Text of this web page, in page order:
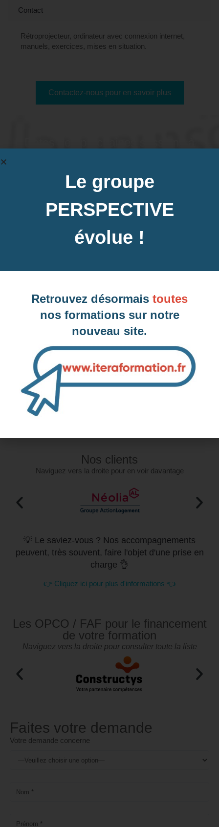
Contact
Rétroprojecteur, ordinateur avec connexion internet,
manuels, exercices, mises en situation.
Contactez-nous pour en savoir plus
Contactez-nous pour demander votre inscription
Intra-entreprise et sur mesure
Contactez-nous pour plus d'informations
Formations similaires :
Administration de Prestashop (éligible CPF)
Mise en place WordPress et SEO
Wordpress : Administration des éléments textuels d'un site
Nos clients
Naviguez vers la droite pour en voir davantage
💡 Le saviez-vous ? Nos accompagnements
peuvent, très souvent, faire l'objet d'une prise en
charge 👌
👉 Cliquez ici pour plus d'informations 👈
Les OPCO / FAF pour le financement
de votre formation
Naviguez vers la droite pour consulter toute la liste
Faites votre demande
Votre demande concerne
Le groupe
PERSPECTIVE
évolue !
Retrouvez désormais toutes
nos formations sur notre
nouveau site.